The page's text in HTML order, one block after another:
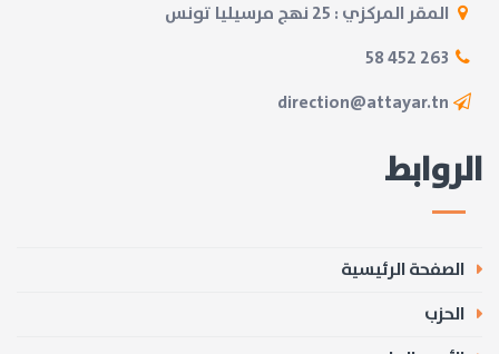
المقر المركزي : 25 نهج مرسيليا تونس
263 452 58
direction@attayar.tn
الروابط
الصفحة الرئيسية
الحزب